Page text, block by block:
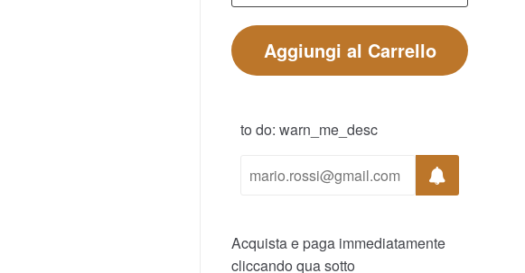
Aggiungi al Carrello
to do: warn_me_desc
Acquista e paga immediatamente
cliccando qua sotto